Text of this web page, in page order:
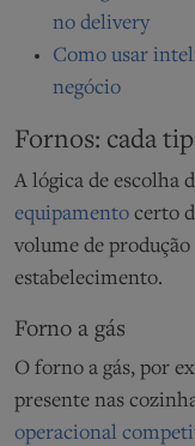
no delivery
Como usar
negócio
Fornos: cada
A lógica de escolha
equipamento certo
volume de
estabelecimento.
Forno a gás
O forno a gás, por
presente nas
operacional